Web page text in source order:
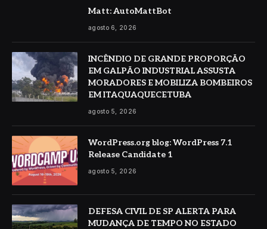
Matt: AutoMattBot
agosto 6, 2026
INCÊNDIO DE GRANDE PROPORÇÃO
EM GALPÃO INDUSTRIAL ASSUSTA
MORADORES E MOBILIZA BOMBEIROS
EM ITAQUAQUECETUBA
agosto 5, 2026
WordPress.org blog: WordPress 7.1
Release Candidate 1
agosto 5, 2026
DEFESA CIVIL DE SP ALERTA PARA
MUDANÇA DE TEMPO NO ESTADO